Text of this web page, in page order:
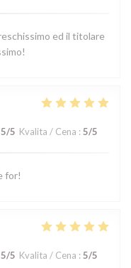
ed il titolare
5/5 Kvalita / Cena : 5/5
for!
5/5 Kvalita / Cena : 5/5